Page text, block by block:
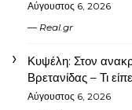
Αύγουστος 6, 2026
Real.gr
Κυψέλη: Στον
Βρετανίδας – Τι
Αύγουστος 6, 2026